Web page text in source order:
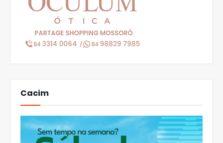
Cacim